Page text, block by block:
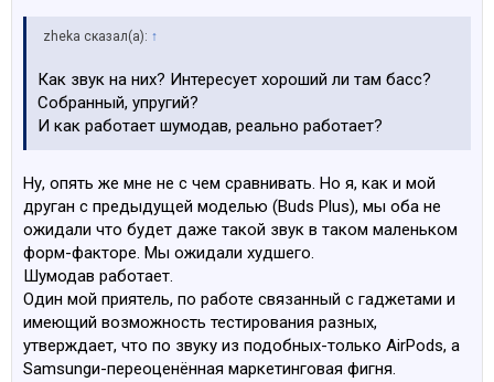
zheka сказал(а): ↑
Как звук на них? Интересует хороший ли там басс?
Собранный, упругий?
И как работает шумодав, реально работает?
Ну, опять же мне не с чем сравнивать. Но я, как и мой
друган с предыдущей моделью (Buds Plus), мы оба не
ожидали что будет даже такой звук в таком маленьком
форм-факторе. Мы ожидали худшего.
Шумодав работает.
Один мой приятель, по работе связанный с гаджетами и
имеющий возможность тестирования разных,
утверждает, что по звуку из подобных-только AirPods, а
Samsungи-переоценённая маркетинговая фигня.